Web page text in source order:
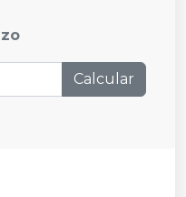
Calcular